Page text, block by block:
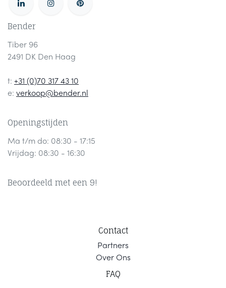
Bender
Tiber 96
2491 DK Den Haag
t: +31 (0)70 317 43 10
e: verkoop@bender.nl
Openingstijden
Ma t/m do: 08:30 - 17:15
Vrijdag: 08:30 - 16:30
Beoordeeld met een 9!
Contact
Partners
Over Ons
FAQ